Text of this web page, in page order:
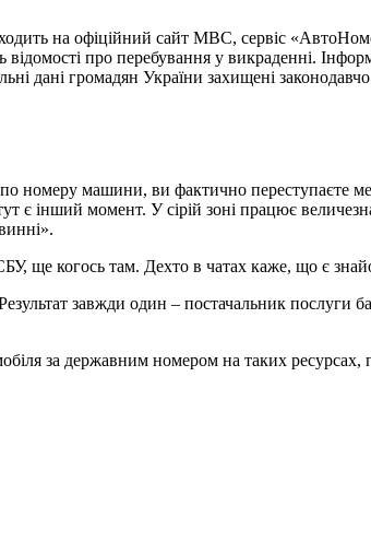
на офіційний сайт МВС, сервіс
про перебування у викраденні.
дані громадян України захищені
номеру машини, ви фактично переступаєте
є інший момент. У сірій зоні працює
когось там. Дехто в чатах каже, що є
завжди один – постачальник
за державним номером на таких